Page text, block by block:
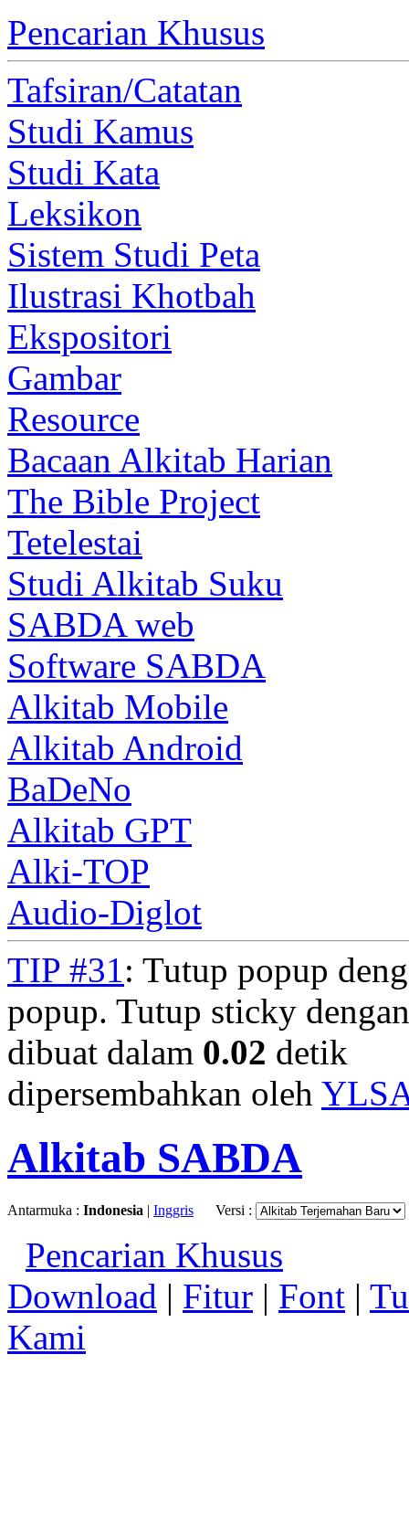
Pencarian Khusus
Tafsiran/Catatan
Studi Kamus
Studi Kata
Leksikon
Sistem Studi Peta
Ilustrasi Khotbah
Ekspositori
Gambar
Resource
Bacaan Alkitab Harian
The Bible Project
Tetelestai
Studi Alkitab Suku
SABDA web
Software SABDA
Alkitab Mobile
Alkitab Android
BaDeNo
Alkitab GPT
Alki-TOP
Audio-Diglot
TIP #31: Tutup popup
popup. Tutup sticky
dibuat dalam 0.02 detik
dipersembahkan oleh
Alkitab SABDA
Antarmuka : Indonesia | Inggris Versi :
Pencarian Khusus
Download | Fitur | Font |
Kami